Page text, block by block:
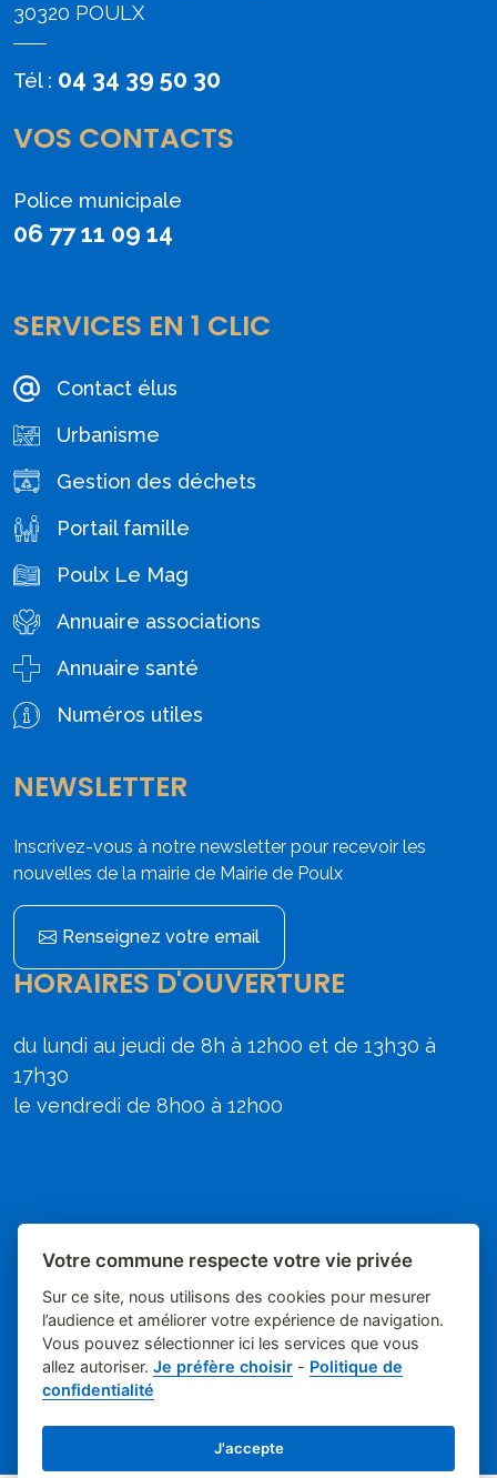
30320 POULX
Tél : 04 34 39 50 30
VOS CONTACTS
Police municipale
06 77 11 09 14
SERVICES EN 1 CLIC
Contact élus
Urbanisme
Gestion des déchets
Portail famille
Poulx Le Mag
Annuaire associations
Annuaire santé
Numéros utiles
NEWSLETTER
Inscrivez-vous à notre newsletter pour recevoir les
nouvelles de la mairie de Mairie de Poulx
Renseignez votre email
HORAIRES D'OUVERTURE
du lundi au jeudi de 8h à 12h00 et de 13h30 à
17h30
le vendredi de 8h00 à 12h00
Place du village la solution web et
appli des collectivités
- Mairie de
Mentions légales-- Gestion des cookies
Votre commune respecte votre vie privée
Sur ce site, nous utilisons des cookies pour mesurer
l’audience et améliorer votre expérience de navigation.
Vous pouvez sélectionner ici les services que vous
allez autoriser.Je préfère choisir - Politique de
confidentialité
J'accepte